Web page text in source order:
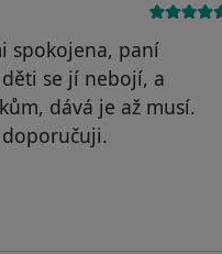
spokojena, paní
se jí nebojí, a
dává je až musí.
doporučuji.